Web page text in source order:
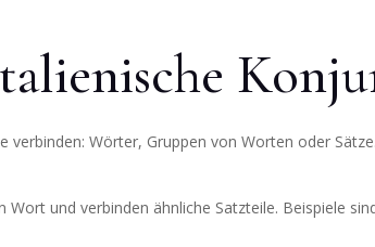
Wörter, Gruppen von Worten oder
und verbinden ähnliche Satzteile. Beispiele